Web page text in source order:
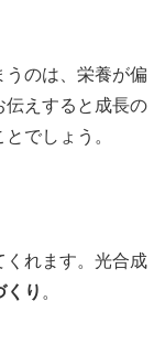
うのは、栄養が偏
伝えすると成長の
でしょう。
くれます。光合成
くり 。